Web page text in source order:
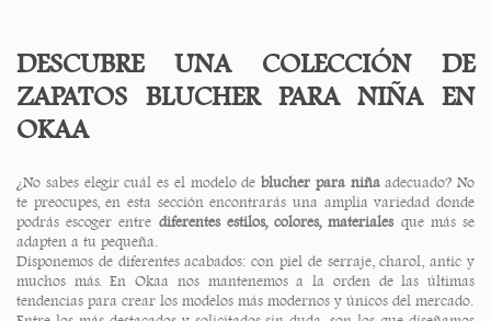
DESCUBRE UNA COLECCIÓN DE
ZAPATOS BLUCHER PARA NIÑA EN
OKAA
¿No sabes elegir cuál es el modelo de blucher para niñaadecuado? No
te preocupes, en esta sección encontrarás una amplia variedad donde
podrás escoger entre diferentes estilos, colores, materiales que más se
adapten a tu pequeña.
Disponemos de diferentes acabados: con piel de serraje, charol, antic y
muchos más. En Okaa nos mantenemos a la orden de las últimas
tendencias para crear los modelos más modernos y únicos del mercado.